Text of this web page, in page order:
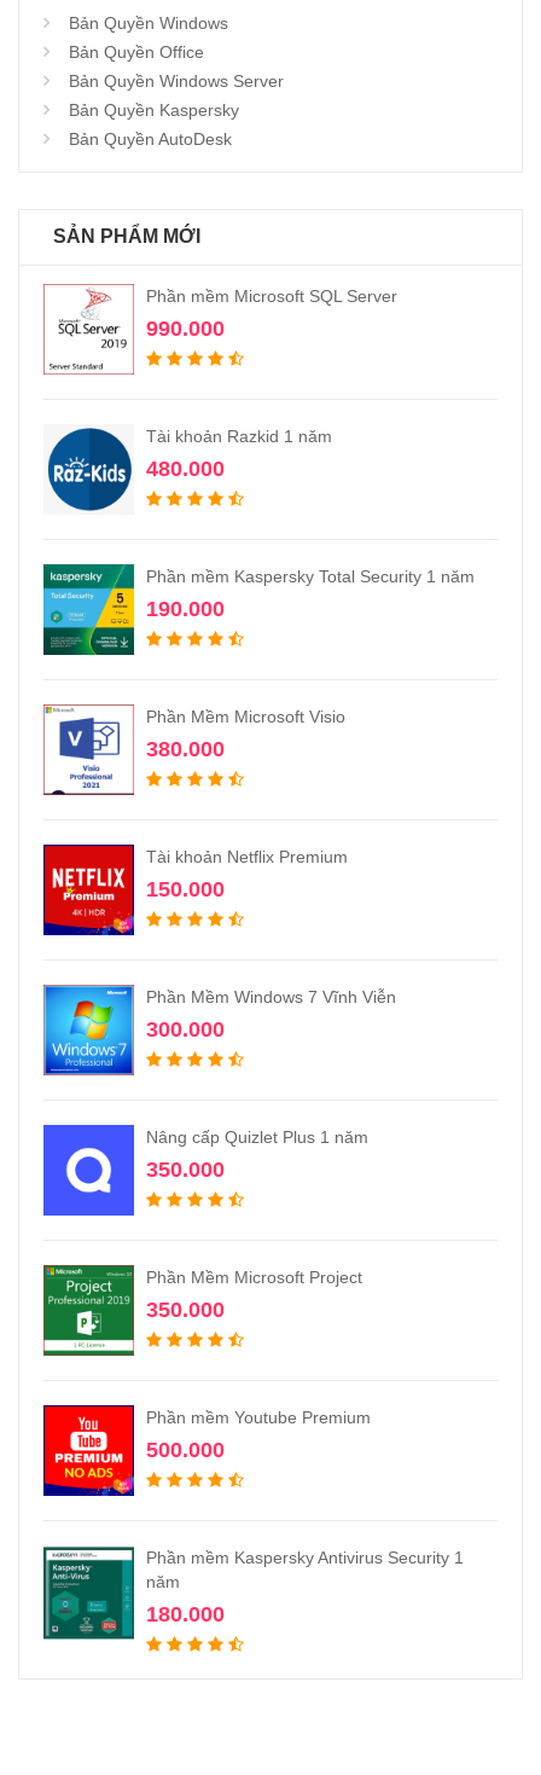
Bản Quyền Windows
Bản Quyền Office
Bản Quyền Windows Server
Bản Quyền Kaspersky
Bản Quyền AutoDesk
SẢN PHẨM MỚI
Phần mềm Microsoft SQL Server
990.000
Tài khoản Razkid 1 năm
480.000
Phần mềm Kaspersky Total Security 1 năm
190.000
Phần Mềm Microsoft Visio
380.000
Tài khoản Netflix Premium
150.000
Phần Mềm Windows 7 Vĩnh Viễn
300.000
Nâng cấp Quizlet Plus 1 năm
350.000
Phần Mềm Microsoft Project
350.000
Phần mềm Youtube Premium
500.000
Phần mềm Kaspersky Antivirus Security 1
năm
180.000